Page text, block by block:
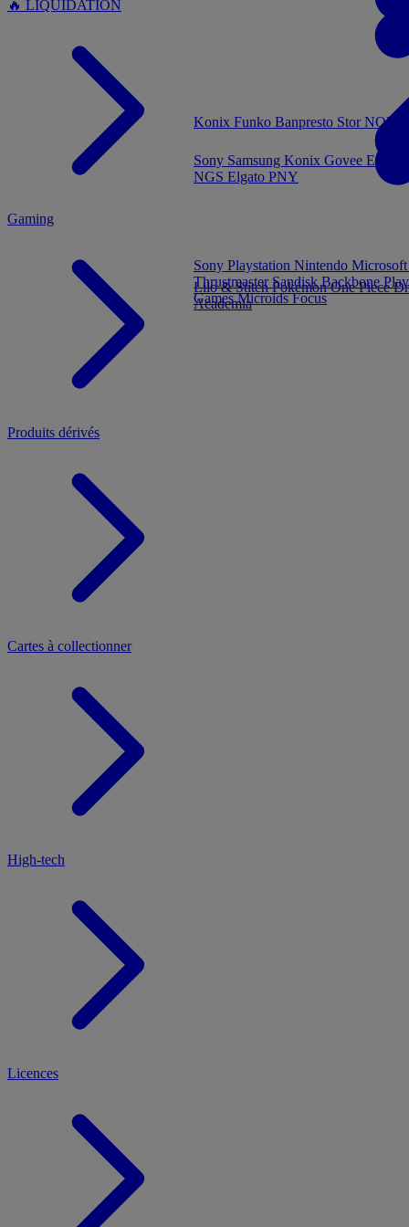
🔥 LIQUIDATION
Konix Funko Banpresto Stor
Gaming
Sony Playstation Nintendo
Thrustmaster SandiskBackbone
GamesMicroidsFocus
Produits dérivés
Lilo & StitchPokémonOne Piece
Academia
Cartes à collectionner
High-tech
Sony Samsung Konix Govee
NGS Elgato PNY
Licences